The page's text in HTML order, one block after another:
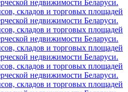
недвижимости Беларуси.
складов и торговых площадей
недвижимости Беларуси.
складов и торговых площадей
недвижимости Беларуси.
складов и торговых площадей
недвижимости Беларуси.
складов и торговых площадей
недвижимости Беларуси.
складов и торговых площадей